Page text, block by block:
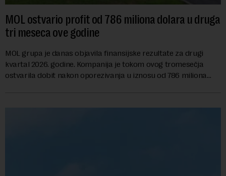
MOL ostvario profit od 786 miliona dolara u druga
tri meseca ove godine
MOL grupa je danas objavila finansijske rezultate za drugi
kvartal 2026. godine. Kompanija je tokom ovog tromesečja
ostvarila dobit nakon oporezivanja u iznosu od 786 miliona